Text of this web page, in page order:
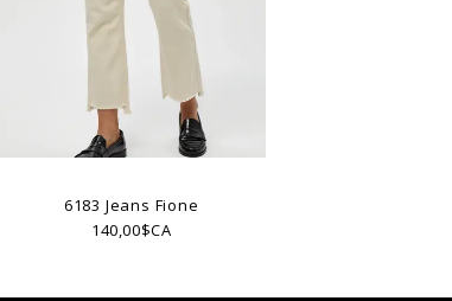
6183 Jeans Fione
140,00$CA